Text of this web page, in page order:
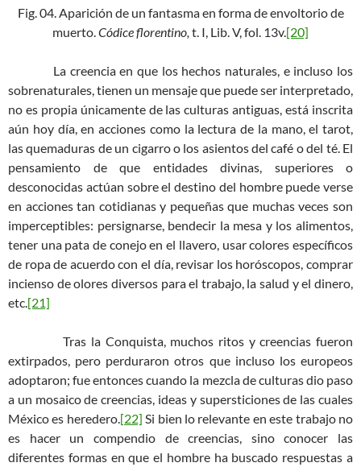
Fig. 04. Aparición de un fantasma en forma de envoltorio de
muerto. Códice florentino, t. I, Lib. V, fol. 13v.[20]
La creencia en que los hechos naturales, e incluso los
sobrenaturales, tienen un mensaje que puede ser interpretado,
no es propia únicamente de las culturas antiguas, está inscrita
aún hoy día, en acciones como la lectura de la mano, el tarot,
las quemaduras de un cigarro o los asientos del café o del té. El
pensamiento de que entidades divinas, superiores o
desconocidas actúan sobre el destino del hombre puede verse
en acciones tan cotidianas y pequeñas que muchas veces son
imperceptibles: persignarse, bendecir la mesa y los alimentos,
tener una pata de conejo en el llavero, usar colores específicos
de ropa de acuerdo con el día, revisar los horóscopos, comprar
incienso de olores diversos para el trabajo, la salud y el dinero,
etc. [21]
Tras la Conquista, muchos ritos y creencias fueron
extirpados, pero perduraron otros que incluso los europeos
adoptaron; fue entonces cuando la mezcla de culturas dio paso
a un mosaico de creencias, ideas y supersticiones de las cuales
México es heredero. [22] Si bien lo relevante en este trabajo no
es hacer un compendio de creencias, sino conocer las
diferentes formas en que el hombre ha buscado respuestas a